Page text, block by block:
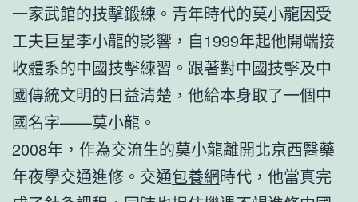
一家武館的技擊鍛練。青年時代的莫小龍因受
工夫巨星李小龍的影響，自1999年起他開端接
收體系的中國技擊練習。跟著對中國技擊及中
國傳統文明的日益清楚，他給本身取了一個中
國名字——莫小龍。
2008年，作為交流生的莫小龍離開北京西醫藥
年夜學交通進修。交通包養網時代，他當真完